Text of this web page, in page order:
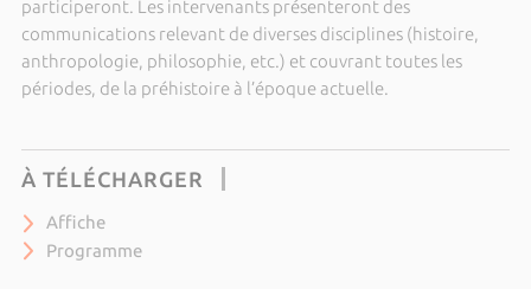
participeront. Les intervenants présenteront des
communications relevant de diverses disciplines (histoire,
anthropologie, philosophie, etc.) et couvrant toutes les
périodes, de la préhistoire à l’époque actuelle.
À TÉLÉCHARGER
Affiche
Programme